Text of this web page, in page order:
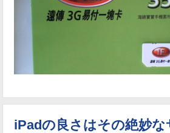
iPadの良さはその絶妙な